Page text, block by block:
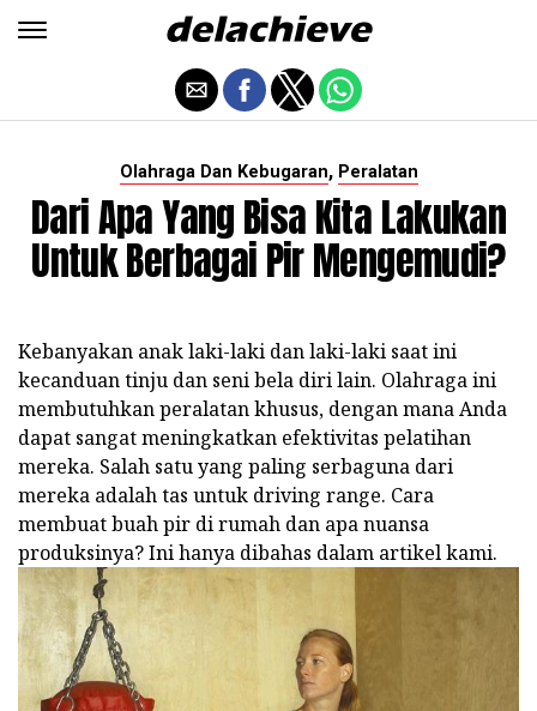
Olahraga Dan Kebugaran, Peralatan
Dari Apa Yang Bisa Kita Lakukan
Untuk Berbagai Pir Mengemudi?
Kebanyakan anak laki-laki dan laki-laki saat ini
kecanduan tinju dan seni bela diri lain. Olahraga ini
membutuhkan peralatan khusus, dengan mana Anda
dapat sangat meningkatkan efektivitas pelatihan
mereka. Salah satu yang paling serbaguna dari
mereka adalah tas untuk driving range. Cara
membuat buah pir di rumah dan apa nuansa
produksinya? Ini hanya dibahas dalam artikel kami.